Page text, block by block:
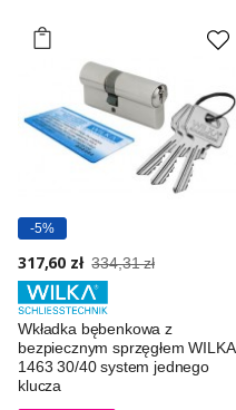
-5%
317,60 zł 334,31 zł
Wkładka bębenkowa z
bezpiecznym sprzęgłem WILKA
1463 30/40 system jednego
klucza